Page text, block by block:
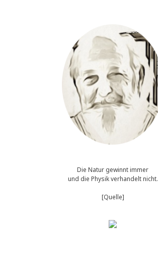
Die Natur gewinnt immer
und die Physik verhandelt nicht.
[Quelle]